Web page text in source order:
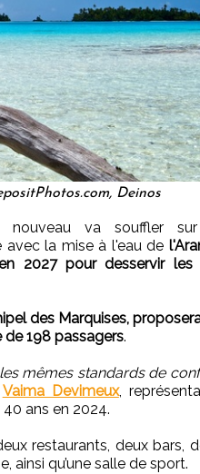
Deinos
nouveau va souffler
avec la mise à l'eau de
2027 pour desservir les
des Marquises,
198 passagers.
mêmes standards de
Vaima Devimeux,
ans en 2024.
restaurants, deux bars,
ainsi qu’une salle de sport.